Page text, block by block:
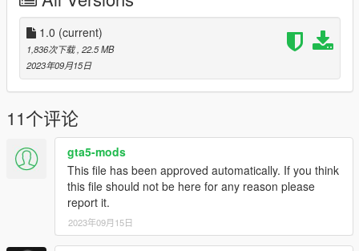
Working Speedometer and Dashboard lights
Realasic mirror
Extra Part
______________________
Installation guide:
Add-on:
Run Open IV and enable EDIT MODE
Go to path Mods/x64/dlcpacks and drop runna folder into it
Then go to path Mods/Update/Update.rpf/common/data and
right click on dlclist.xml and choose EDIT.
Paste dlcpacks:\shahin\ in it.
1.0 (current)
1,836次下载 , 22.5 MB
2023年09月15日
11个评论
gta5-mods
This file has been approved automatically. If you think
this file should not be here for any reason please
report it.
2023年09月15日